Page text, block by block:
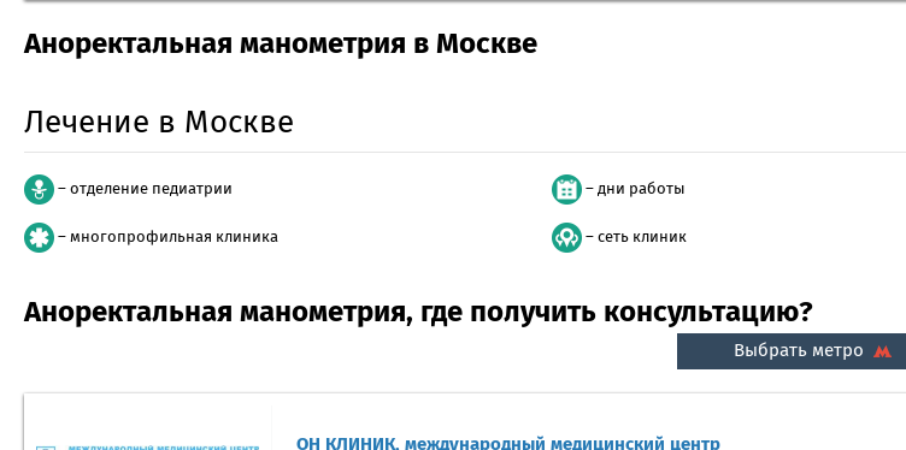
Аноректальная манометрия в Москве
Лечение в Москве
– отделение педиатрии – дни работы
– многопрофильная клиника – сеть клиник
Аноректальная манометрия, где получить консультацию?
Выбрать метро
ОН КЛИНИК, международный медицинский центр